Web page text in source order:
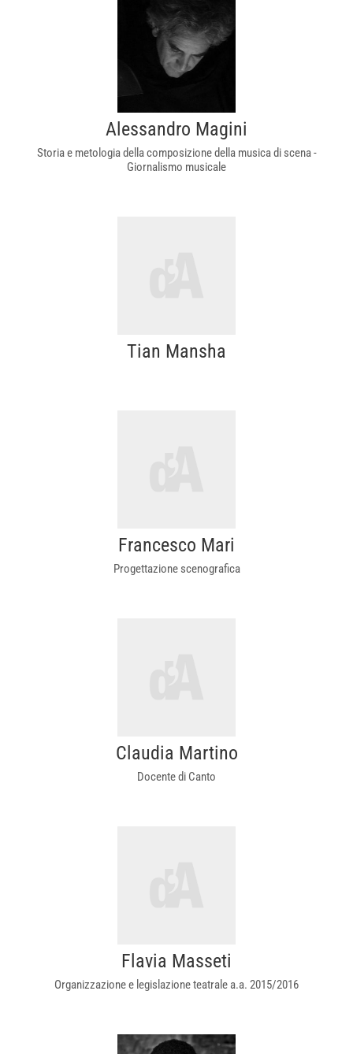
Alessandro Magini
Storia e metologia della composizione della musica di scena -
Giornalismo musicale
Tian Mansha
Francesco Mari
Progettazione scenografica
Claudia Martino
Docente di Canto
Flavia Masseti
Organizzazione e legislazione teatrale a.a. 2015/2016